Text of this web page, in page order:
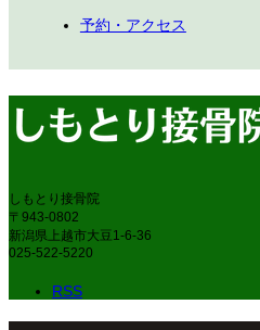
予約・アクセス
しもとり接骨院
〒943-0802
新潟県上越市大豆1-6-36
025-522-5220
RSS